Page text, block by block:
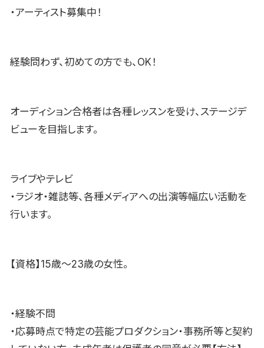
・アーティスト募集中！
経験問わず、初めての方でも、OK！
オーディション合格者は各種レッスンを受け、ステージデ
ビューを目指します。
ライブやテレビ
・ラジオ・雑誌等、各種メディアへの出演等幅広い活動を
行います。
【資格】15歳〜23歳の女性。
・経験不問
・応募時点で特定の芸能プロダクション・事務所等と契約